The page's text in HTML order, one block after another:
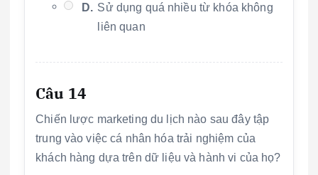
D. Sử dụng quá nhiều từ khóa không
liên quan
Câu 14
Chiến lược marketing du lịch nào sau đây tập
trung vào việc cá nhân hóa trải nghiệm của
khách hàng dựa trên dữ liệu và hành vi của họ?